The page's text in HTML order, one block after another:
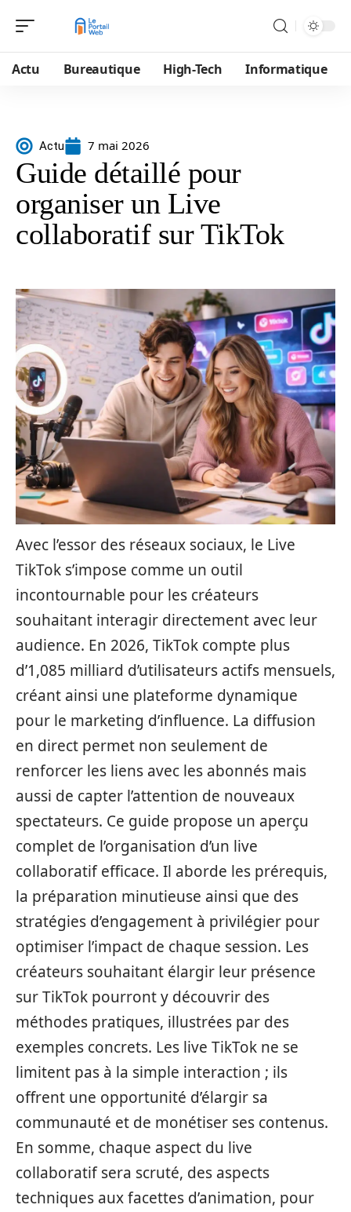
Actu Bureautique High-Tech Informatique
Actu 7 mai 2026
Guide détaillé pour
organiser un Live
collaboratif sur TikTok
Avec l’essor des réseaux sociaux, le Live
TikTok s’impose comme un outil
incontournable pour les créateurs
souhaitant interagir directement avec leur
audience. En 2026, TikTok compte plus
d’1,085 milliard d’utilisateurs actifs mensuels,
créant ainsi une plateforme dynamique
pour le marketing d’influence. La diffusion
en direct permet non seulement de
renforcer les liens avec les abonnés mais
aussi de capter l’attention de nouveaux
spectateurs. Ce guide propose un aperçu
complet de l’organisation d’un live
collaboratif efficace. Il aborde les prérequis,
la préparation minutieuse ainsi que des
stratégies d’engagement à privilégier pour
optimiser l’impact de chaque session. Les
créateurs souhaitant élargir leur présence
sur TikTok pourront y découvrir des
méthodes pratiques, illustrées par des
exemples concrets. Les live TikTok ne se
limitent pas à la simple interaction ; ils
offrent une opportunité d’élargir sa
communauté et de monétiser ses contenus.
En somme, chaque aspect du live
collaboratif sera scruté, des aspects
techniques aux facettes d’animation, pour